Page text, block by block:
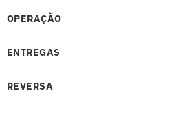
OPERAÇÃO
ENTREGAS
REVERSA